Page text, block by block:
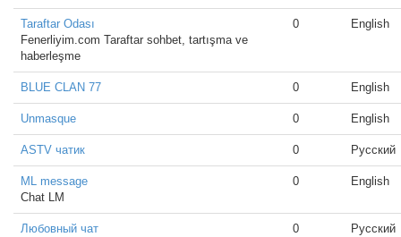
Taraftar Odası
Fenerliyim.com Taraftar sohbet, tartışma ve
haberleşme
0 English
BLUE CLAN 77 0 English
Unmasque 0 English
ASTV чатик 0 Русский
ML message
Chat LM
0 English
Любовный чат
0 Русский